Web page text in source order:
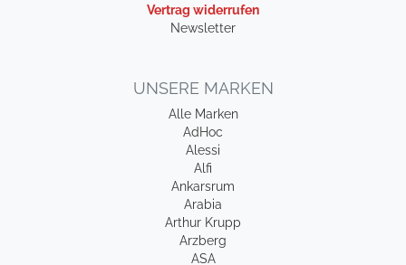
Vertrag widerrufen
Newsletter
UNSERE MARKEN
Alle Marken
AdHoc
Alessi
Alfi
Ankarsrum
Arabia
Arthur Krupp
Arzberg
ASA